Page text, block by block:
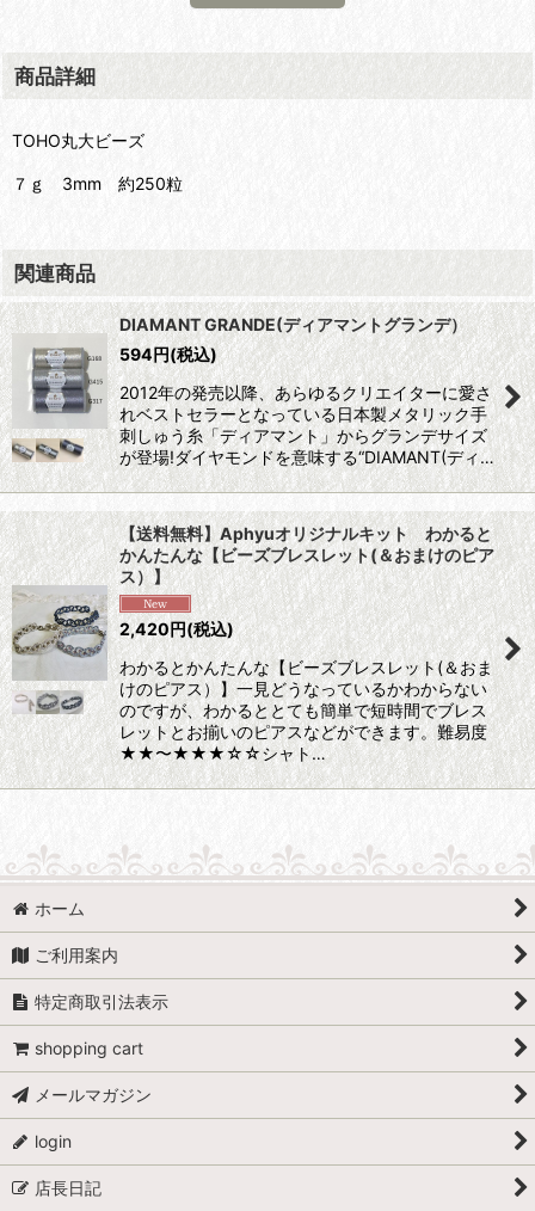
商品詳細
TOHO丸大ビーズ
７ｇ 3mm 約250粒
関連商品
DIAMANT GRANDE(ディアマントグランデ）
594円(税込)
2012年の発売以降、あらゆるクリエイターに愛さ
れベストセラーとなっている日本製メタリック手
刺しゅう糸「ディアマント」からグランデサイズ
が登場!ダイヤモンドを意味する“DIAMANT(ディ…
【送料無料】Aphyuオリジナルキット わかると
かんたんな【ビーズブレスレット(＆おまけのピア
ス）】
2,420円(税込)
わかるとかんたんな【ビーズブレスレット(＆おま
けのピアス）】一見どうなっているかわからない
のですが、わかるととても簡単で短時間でブレス
レットとお揃いのピアスなどができます。難易度
★★〜★★★☆☆シャト…
ホーム
ご利用案内
特定商取引法表示
shopping cart
メールマガジン
login
店長日記